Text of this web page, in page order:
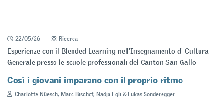
22/05/26 Ricerca
Esperienze con il Blended Learning nell’Insegnamento di Cultura
Generale presso le scuole professionali del Canton San Gallo
Così i giovani imparano con il proprio ritmo
Charlotte Nüesch, Marc Bischof, Nadja Egli & Lukas Sonderegger